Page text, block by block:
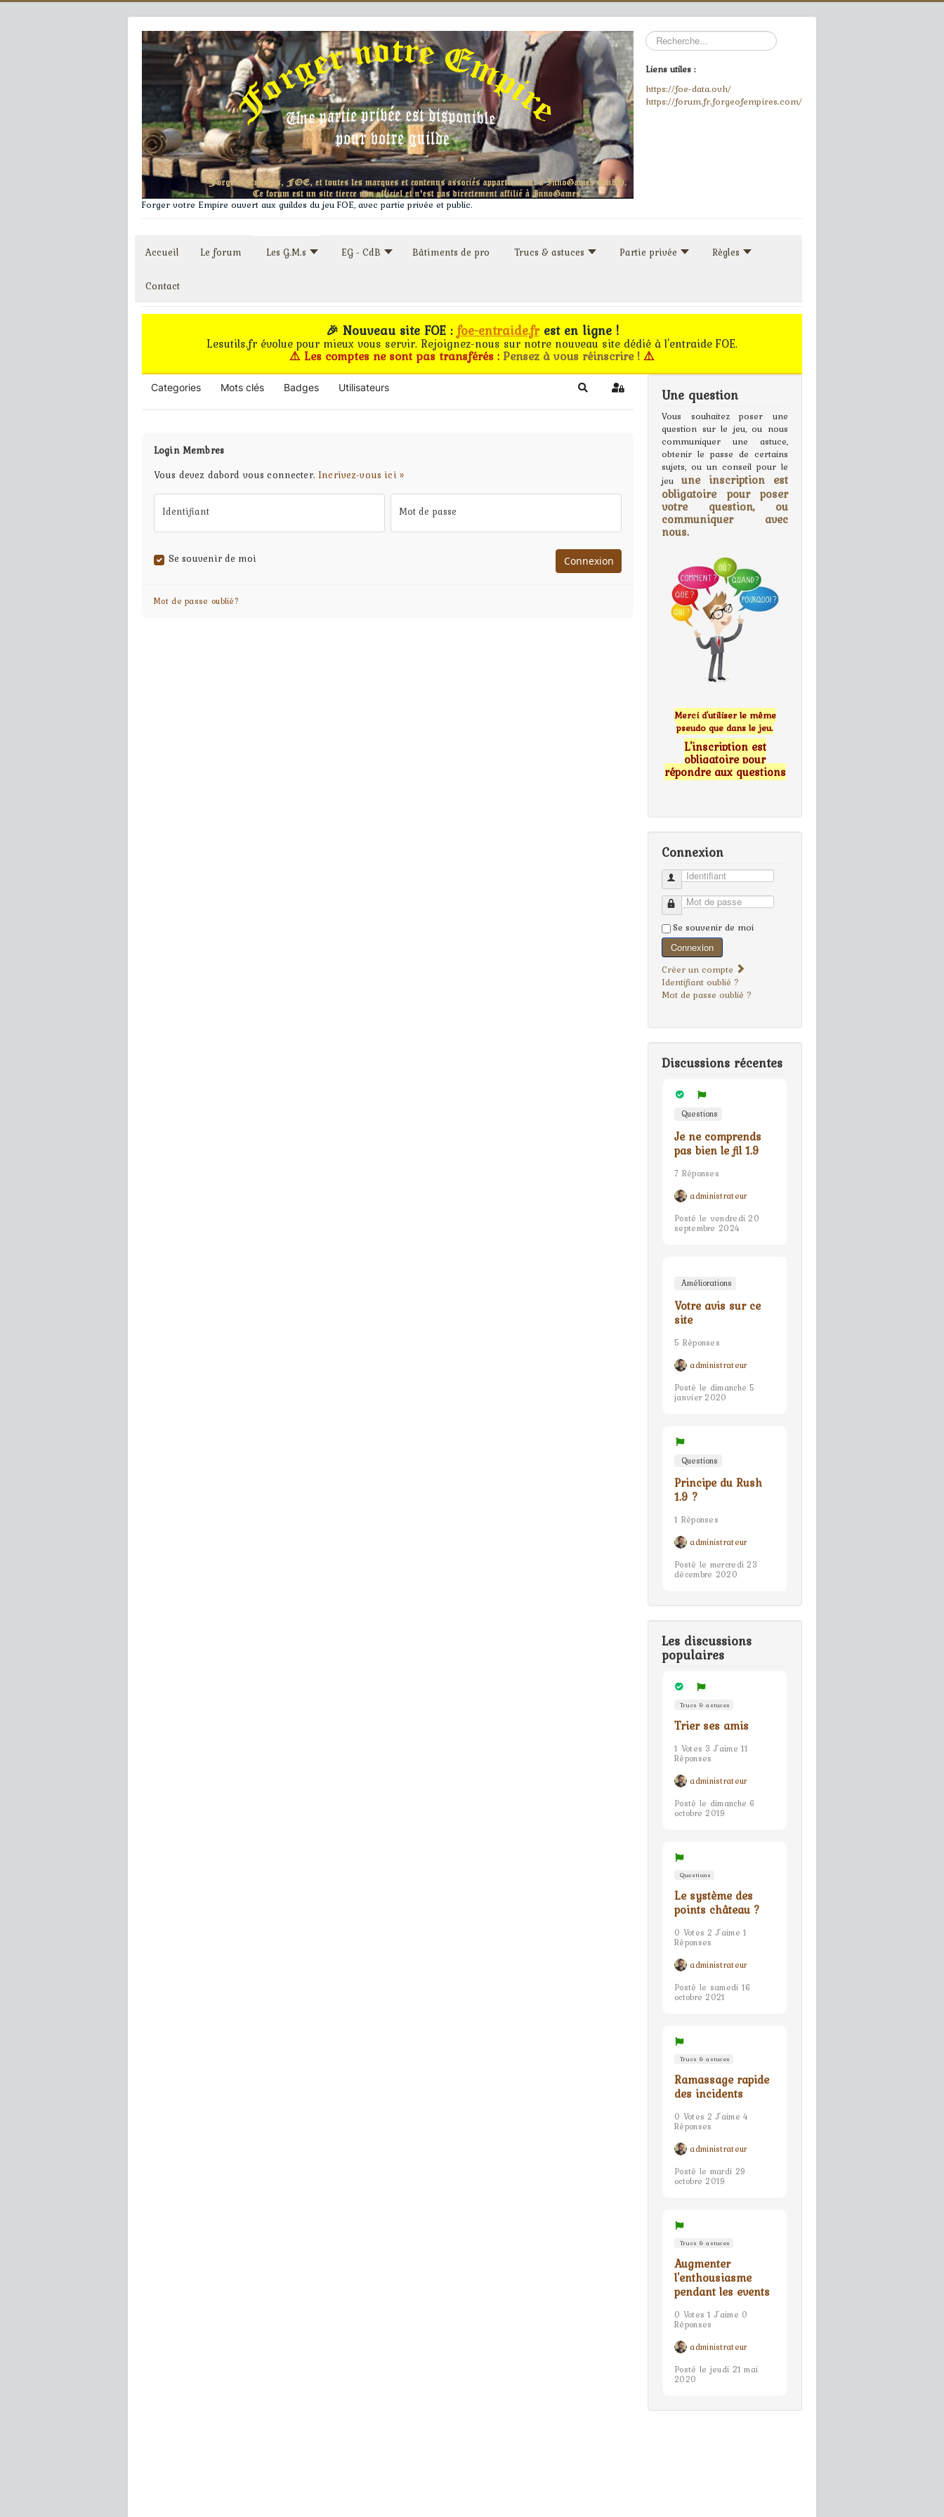
Forger votre Empire ouvert aux guildes du jeu FOE, avec partie privée et public.
Rechercher
Liens utiles :
https://foe-data.ovh/
https://forum.fr.forgeofempires.com/
Accueil Le forum Les G.M.s EG - CdB Bâtiments de pro Trucs & astuces Partie privée Règles
Contact
🎉 Nouveau site FOE :foe-entraide.frest en ligne !
Lesutils.fr évolue pour mieux vous servir. Rejoignez-nous sur notre nouveau site dédié à l'entraide FOE.
⚠️ Les comptes ne sont pas transférés :Pensez à vous réinscrire !⚠️
Categories Mots clés Badges Utilisateurs Search Sign In
Login Membres
Vous devez dabord vous connecter.Incrivez-vous ici »
Identifiant Mot de passe
Se souvenir de moi
Mot de passe oublié?
Une question
Vous souhaitez poser une
question sur le jeu, ou nous
communiquer une astuce,
obtenir le passe de certains
sujets, ou un conseil pour le
jeu une inscription est
obligatoire pour poser
votre question, ou
communiquer avec
nous.
Merci d'utiliser le même
pseudo que dans le jeu.
L'inscription est
obligatoire pour
répondre aux questions
Connexion
Identifiant
Mot de passe
Se souvenir de moi
Connexion
Créer un compte
Identifiant oublié ?
Mot de passe oublié ?
Discussions récentes
Questions
Je ne comprends
pas bien le fil 1.9
7 Réponses
administrateur
Posté le vendredi 20
septembre 2024
Améliorations
Votre avis sur ce
site
5 Réponses
administrateur
Posté le dimanche 5
janvier 2020
Questions
Principe du Rush
1.9 ?
1 Réponses
administrateur
Posté le mercredi 23
décembre 2020
Les discussions
populaires
Trucs & astuces
Trier ses amis
1 Votes 3 J'aime 11
Réponses
administrateur
Posté le dimanche 6
octobre 2019
Questions
Le système des
points château ?
0 Votes 2 J'aime 1
Réponses
administrateur
Posté le samedi 16
octobre 2021
Trucs & astuces
Ramassage rapide
des incidents
0 Votes 2 J'aime 4
Réponses
administrateur
Posté le mardi 29
octobre 2019
Trucs & astuces
Augmenter
l'enthousiasme
pendant les events
0 Votes 1 J'aime 0
Réponses
administrateur
Posté le jeudi 21 mai
2020